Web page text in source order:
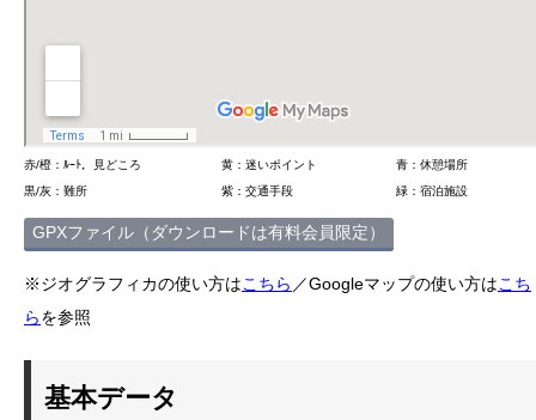
赤/橙：ﾙｰﾄ，見どころ
黒/灰：難所
黄：迷いポイント
紫：交通手段
青：休憩場所
緑：宿泊施設
GPXファイル（ダウンロードは有料会員限定）
※ジオグラフィカの使い方はこちら ／Googleマップの使い方はこち
らを参照
基本データ